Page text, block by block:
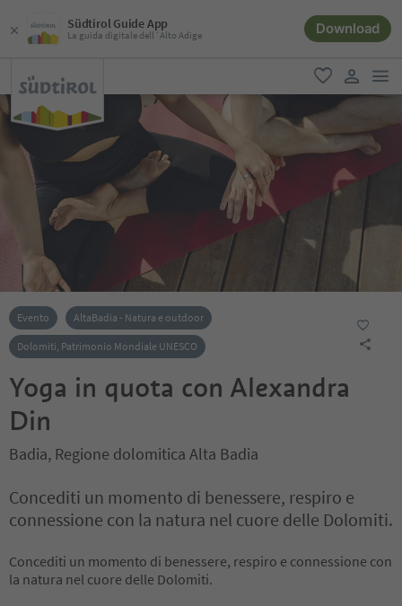
Südtirol Guide App
La guida digitale dell´Alto Adige Download
favoriti
user link
Evento AltaBadia - Natura e outdoor
Dolomiti, Patrimonio Mondiale UNESCO
Yoga in quota con Alexandra
Din
Badia, Regione dolomitica Alta Badia
Concediti un momento di benessere, respiro e
connessione con la natura nel cuore delle Dolomiti.
Concediti un momento di benessere, respiro e connessione con
la natura nel cuore delle Dolomiti.